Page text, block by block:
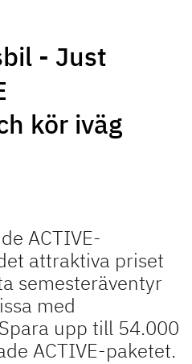
XL A
Alkovmodell med plats för upp
till 6 pers.
- Just
kör iväg
ACTIVE-
attraktiva priset
semesteräventyr
med
upp till 54.000
ACTIVE-paketet.